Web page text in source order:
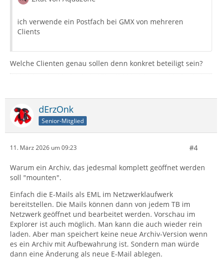
ich verwende ein Postfach bei GMX von mehreren
Clients
Welche Clienten genau sollen denn konkret beteiligt sein?
dErzOnk
Senior-Mitglied
11. März 2026 um 09:23 #4
Warum ein Archiv, das jedesmal komplett geöffnet werden
soll "mounten".
Einfach die E-Mails als EML im Netzwerklaufwerk
bereitstellen. Die Mails können dann von jedem TB im
Netzwerk geöffnet und bearbeitet werden. Vorschau im
Explorer ist auch möglich. Man kann die auch wieder rein
laden. Aber man speichert keine neue Archiv-Version wenn
es ein Archiv mit Aufbewahrung ist. Sondern man würde
dann eine Änderung als neue E-Mail ablegen.